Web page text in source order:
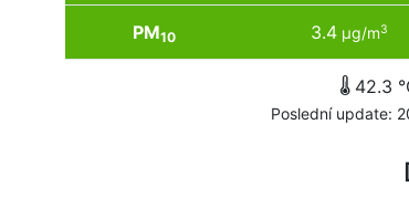
PM10 3.4µg/m3
42.3
Poslední update: